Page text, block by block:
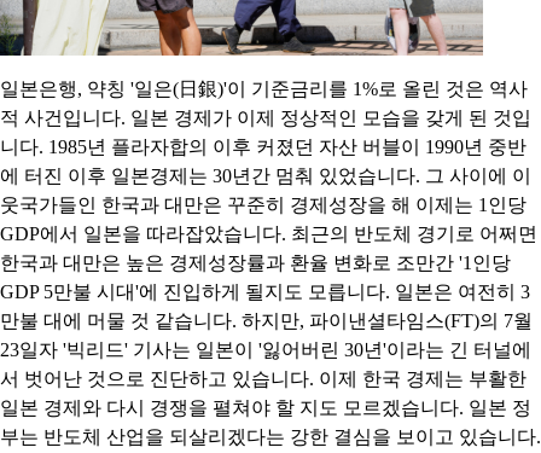
일본은행, 약칭 '일은(日銀)'이 기준금리를 1%로 올린 것은 역사
적 사건입니다. 일본 경제가 이제 정상적인 모습을 갖게 된 것입
니다. 1985년 플라자합의 이후 커졌던 자산 버블이 1990년 중반
에 터진 이후 일본경제는 30년간 멈춰 있었습니다. 그 사이에 이
웃국가들인 한국과 대만은 꾸준히 경제성장을 해 이제는 1인당
GDP에서 일본을 따라잡았습니다. 최근의 반도체 경기로 어쩌면
한국과 대만은 높은 경제성장률과 환율 변화로 조만간 '1인당
GDP 5만불 시대'에 진입하게 될지도 모릅니다. 일본은 여전히 3
만불 대에 머물 것 같습니다. 하지만, 파이낸셜타임스(FT)의 7월
23일자 '빅리드' 기사는 일본이 '잃어버린 30년'이라는 긴 터널에
서 벗어난 것으로 진단하고 있습니다. 이제 한국 경제는 부활한
일본 경제와 다시 경쟁을 펼쳐야 할 지도 모르겠습니다. 일본 정
부는 반도체 산업을 되살리겠다는 강한 결심을 보이고 있습니다.